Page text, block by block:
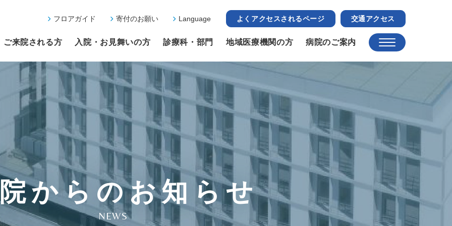
フロアガイド 寄付のお願い Language よくアクセスされるページ 交通アクセス
ご来院される方 入院・お見舞いの方 診療科・部門 地域医療機関の方 病院のご案内
からのお知らせ
NEWS